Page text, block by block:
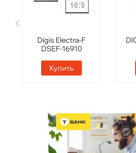
Digis Electra-F
DSEF-16910
Купить